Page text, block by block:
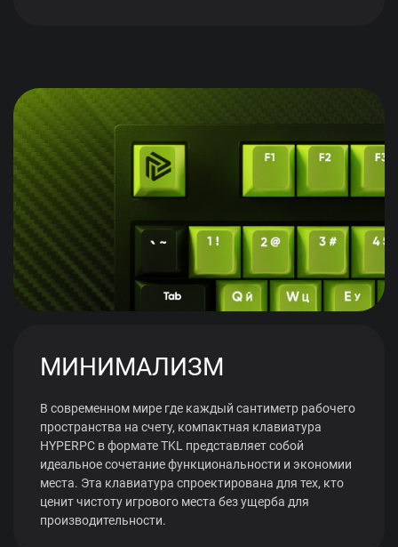
МИНИМАЛИЗМ
В современном мире где каждый сантиметр рабочего
пространства на счету, компактная клавиатура
HYPERPC в формате TKL представляет собой
идеальное сочетание функциональности и экономии
места. Эта клавиатура спроектирована для тех, кто
ценит чистоту игрового места без ущерба для
производительности.